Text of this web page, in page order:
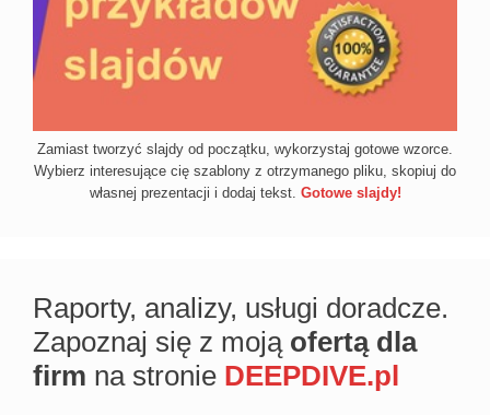
Zamiast tworzyć slajdy od początku, wykorzystaj gotowe wzorce.
Wybierz interesujące cię szablony z otrzymanego pliku, skopiuj do
własnej prezentacji i dodaj tekst. Gotowe slajdy!
Raporty, analizy, usługi doradcze.
Zapoznaj się z mojąofertą dla
firm na stronie DEEPDIVE.pl